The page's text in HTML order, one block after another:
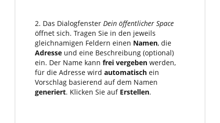
2. Das Dialogfenster Dein öffentlicher Space
öffnet sich. Tragen Sie in den jeweils
gleichnamigen Feldern einen Namen, die
Adresse und eine Beschreibung (optional)
ein. Der Name kann frei vergeben werden,
für die Adresse wird automatisch ein
Vorschlag basierend auf dem Namen
generiert. Klicken Sie auf Erstellen.